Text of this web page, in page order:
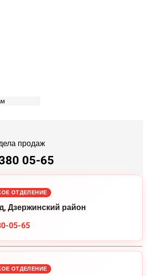
продаж
05-65
ОТДЕЛЕНИЕ
Дзержинский район
05-65
ОТДЕЛЕНИЕ